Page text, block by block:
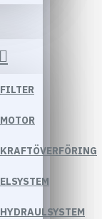
FILTER
MOTOR
KRAFTÖVERFÖRING
ELSYSTEM
HYDRAULSYSTEM